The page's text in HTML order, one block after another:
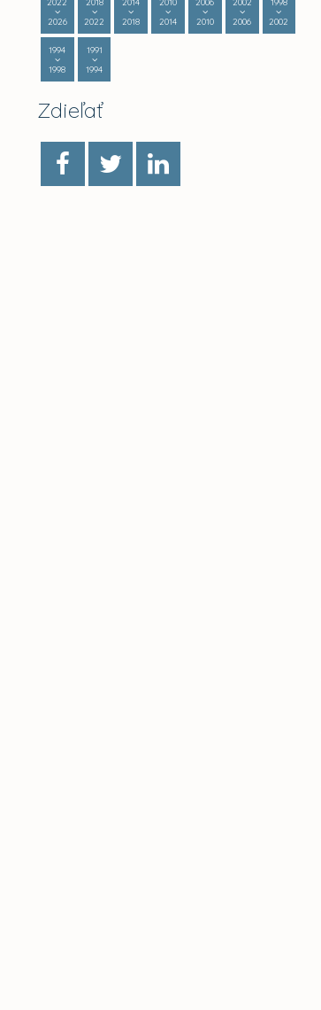
2026
2022
2018
2014
2010
2006
2002
1994
1998
1991
1994
Zdieľať